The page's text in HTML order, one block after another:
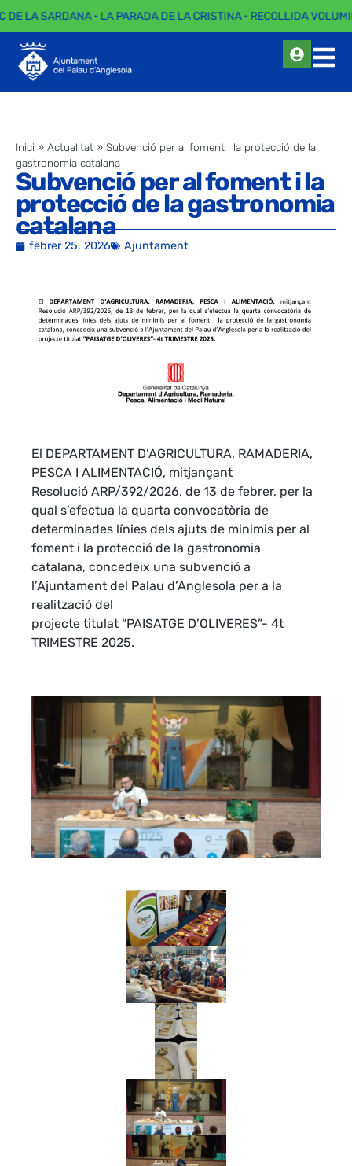
DE LA SARDANA · LA PARADA DE LA CRISTINA · RECOLLIDA
Inici » Actualitat » Subvenció per al foment i la protecció de la
gastronomia catalana
Subvenció per al foment i la
protecció de la gastronomia
catalana
febrer 25, 2026 Ajuntament
El DEPARTAMENT D’AGRICULTURA, RAMADERIA,
PESCA I ALIMENTACIÓ, mitjançant
Resolució ARP/392/2026, de 13 de febrer, per la
qual s’efectua la quarta convocatòria de
determinades línies dels ajuts de minimis per al
foment i la protecció de la gastronomia
catalana, concedeix una subvenció a
l’Ajuntament del Palau d’Anglesola per a la
realització del
projecte titulat “PAISATGE D’OLIVERES”- 4t
TRIMESTRE 2025.